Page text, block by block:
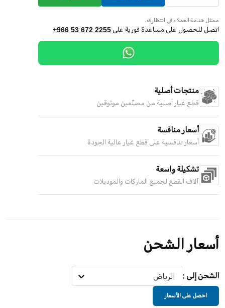
ممثل خدمة العملاء في انتظارك.
اتصل للحصول على مساعدة فورية على +966 53 672 2255
منتجات أصلية
قطع غيار أصلية من مصنّعين موثوقين
أسعار منافسة
أسعار تنافسية على قطع غيار عالية الجودة
تشكيلة واسعة
آلاف القطع لجميع الماركات والموديلات
أسعار الشحن
الشحن إلى : الرياض
احصل على الأسعار